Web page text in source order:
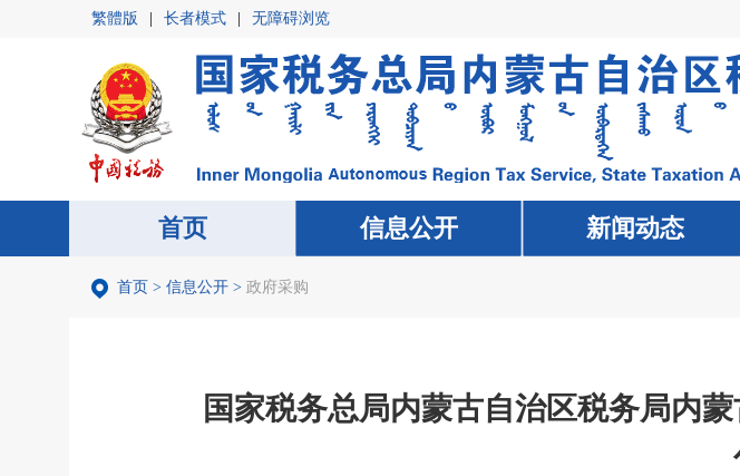
繁體版 长者模式 无障碍浏览
首页 信息公开 新闻动态
首页 信息公开 新闻动态
首页 > 信息公开 > 政府采购
国家税务总局内蒙古自治区税务局内